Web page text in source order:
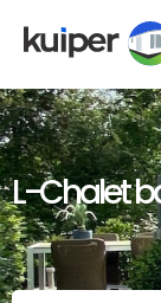
L-Chalet